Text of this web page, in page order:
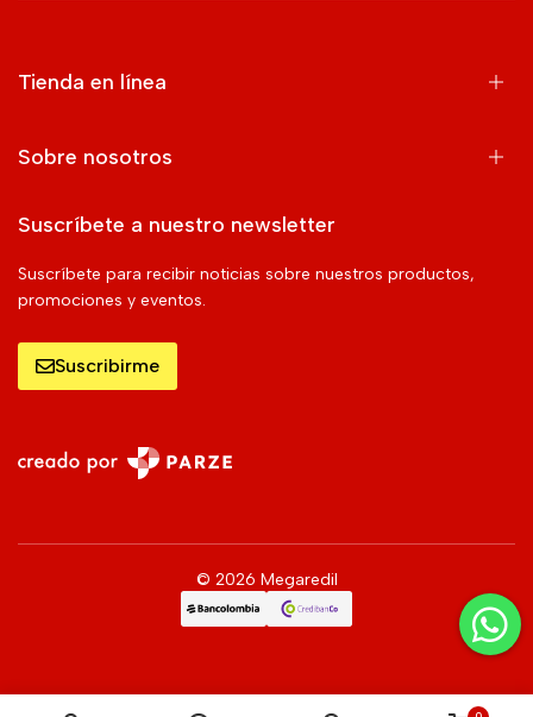
Tienda en línea
Sobre nosotros
Suscríbete a nuestro newsletter
Suscríbete para recibir noticias sobre nuestros productos,
promociones y eventos.
Suscribirme
© 2026 Megaredil